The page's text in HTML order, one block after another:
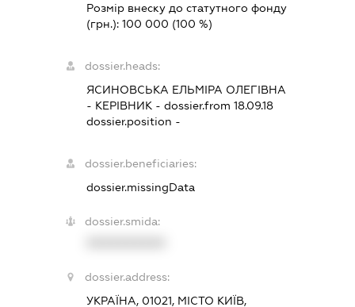
Розмір внеску до статутного фонду
(грн.): 100 000 (100 %)
dossier.heads:
ЯСИНОВСЬКА ЕЛЬМІРА ОЛЕГІВНА
- КЕРІВНИК - dossier.from 18.09.18
dossier.position -
dossier.beneficiaries:
dossier.missingData
dossier.smida:
dossier.address:
УКРАЇНА, 01021, МІСТО КИЇВ,